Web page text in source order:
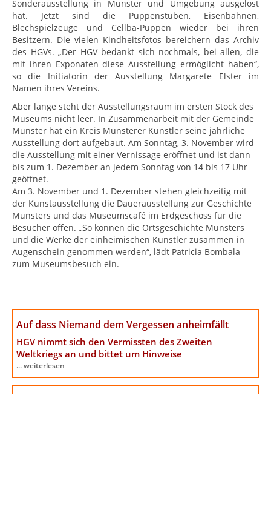
Sonderausstellung in Münster und Umgebung ausgelöst
hat. Jetzt sind die Puppenstuben, Eisenbahnen,
Blechspielzeuge und Cellba-Puppen wieder bei ihren
Besitzern. Die vielen Kindheitsfotos bereichern das Archiv
des HGVs. „Der HGV bedankt sich nochmals, bei allen, die
mit ihren Exponaten diese Ausstellung ermöglicht haben“,
so die Initiatorin der Ausstellung Margarete Elster im
Namen ihres Vereins.
Aber lange steht der Ausstellungsraum im ersten Stock des
Museums nicht leer. In Zusammenarbeit mit der Gemeinde
Münster hat ein Kreis Münsterer Künstler seine jährliche
Ausstellung dort aufgebaut. Am Sonntag, 3. November wird
die Ausstellung mit einer Vernissage eröffnet und ist dann
bis zum 1. Dezember an jedem Sonntag von 14 bis 17 Uhr
geöffnet.
Am 3. November und 1. Dezember stehen gleichzeitig mit
der Kunstausstellung die Dauerausstellung zur Geschichte
Münsters und das Museumscafé im Erdgeschoss für die
Besucher offen. „So können die Ortsgeschichte Münsters
und die Werke der einheimischen Künstler zusammen in
Augenschein genommen werden“, lädt Patricia Bombala
zum Museumsbesuch ein.
Auf dass Niemand dem Vergessen anheimfällt
HGV nimmt sich den Vermissten des Zweiten
Weltkriegs an und bittet um Hinweise
... weiterlesen